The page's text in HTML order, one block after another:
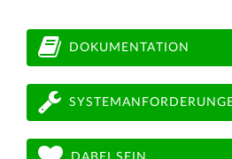
DOKUMENTATION